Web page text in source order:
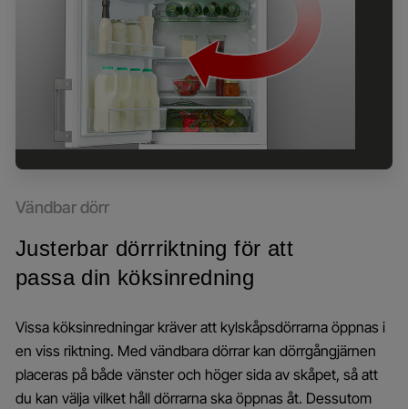
Vändbar dörr
Justerbar dörrriktning för att
passa din köksinredning
Vissa köksinredningar kräver att kylskåpsdörrarna öppnas i
en viss riktning. Med vändbara dörrar kan dörrgångjärnen
placeras på både vänster och höger sida av skåpet, så att
du kan välja vilket håll dörrarna ska öppnas åt. Dessutom